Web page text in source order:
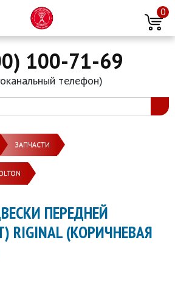
0
100-71-69
телефон)
ЗАПЧАСТИ
ПЕРЕДНЕЙ
RIGINAL (КОРИЧНЕВАЯ